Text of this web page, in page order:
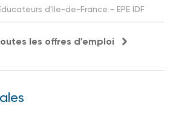
d'Ile-de-France - EPE IDF
les offres d'emploi